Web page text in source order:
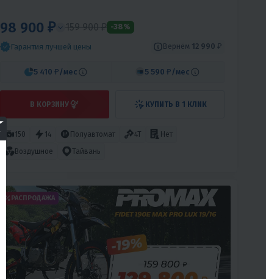
98 900 ₽ 159 900 ₽ -38%
Гарантия лучшей цены Вернём 12 990 ₽
5 410 ₽ /мес 5 590 ₽ /мес
В КОРЗИНУ КУПИТЬ В 1 КЛИК
150 14 Полуавтомат 4T
Нет
Воздушное
Тайвань
РАСПРОДАЖА